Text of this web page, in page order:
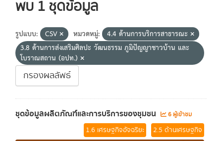
พบ 1 ชุดข้อมูล
รูปแบบ: CSV หมวดหมู่:
4.4 ด้านการบริการสาธารณะ
3.8 ด้านการส่งเสริมศิลปะ วัฒนธรรม ภูมิปัญญาชาวบ้าน และ
โบราณสถาน (อปท.)
กรองผลลัพธ์
ชุดข้อมูลผลิตภัณฑ์และการบริการของชุมชน 6 ผู้เข้าชม
1.6 เศรษฐกิจอัจฉริยะ
2.5 ด้านเศรษฐกิจ